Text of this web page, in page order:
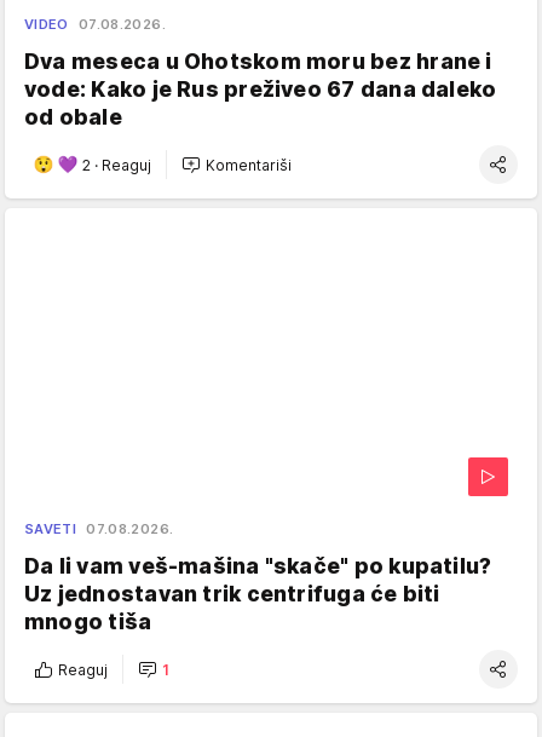
VIDEO 07.08.2026.
Dva meseca u Ohotskom moru bez hrane i
vode: Kako je Rus preživeo 67 dana daleko
od obale
2 · Reaguj Komentariši
SAVETI 07.08.2026.
Da li vam veš-mašina "skače" po kupatilu?
Uz jednostavan trik centrifuga će biti
mnogo tiša
Reaguj 1